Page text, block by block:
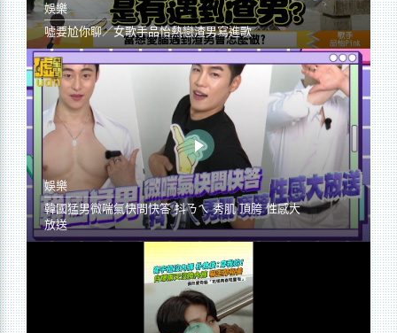
娛樂
噓要尬你聊／女歌手品怡熱戀渣男寫進歌
娛樂
韓國猛男微喘氣快問快答 抖ㄋㄟ 秀肌 頂胯 性感大
放送